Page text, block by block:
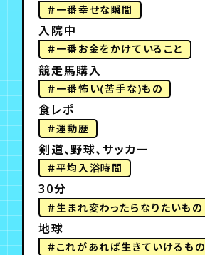
＃一番幸せな瞬間
入院中
＃一番お金をかけていること
競走馬購入
＃一番怖い(苦手な)もの
食レポ
＃運動歴
剣道、野球、サッカー
＃平均入浴時間
30分
＃生まれ変わったらなりたいもの
地球
＃これがあれば生きていけるもの